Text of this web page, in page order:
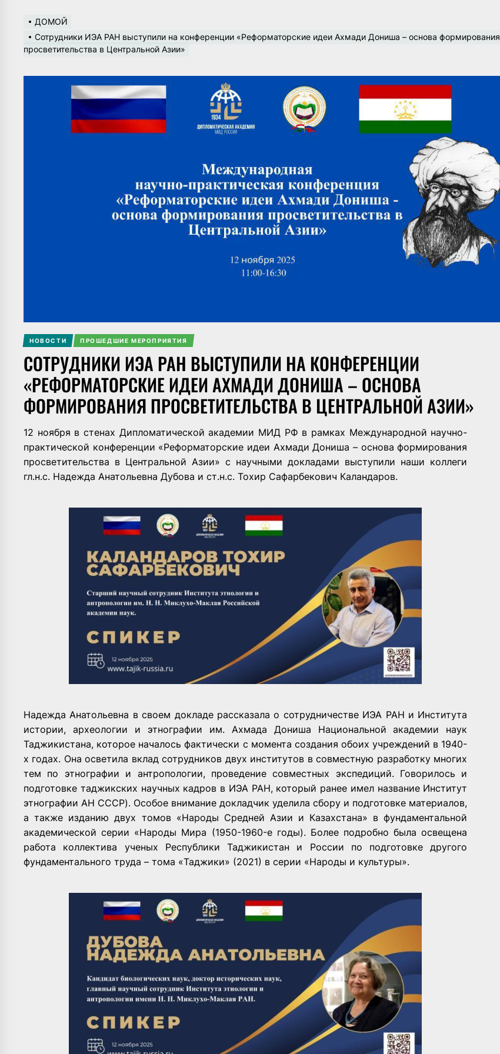
ДОМОЙ
Сотрудники ИЭА РАН выступили на конференции «Реформаторские идеи Ахмади Дониша – основа формирования
просветительства в Центральной Азии»
НОВОСТИ ПРОШЕДШИЕ МЕРОПРИЯТИЯ
СОТРУДНИКИ ИЭА РАН ВЫСТУПИЛИ НА КОНФЕРЕНЦИИ
«РЕФОРМАТОРСКИЕ ИДЕИ АХМАДИ ДОНИША – ОСНОВА
ФОРМИРОВАНИЯ ПРОСВЕТИТЕЛЬСТВА В ЦЕНТРАЛЬНОЙ АЗИИ»
12 ноября в стенах Дипломатической академии МИД РФ в рамках Международной научно-
практической конференции «Реформаторские идеи Ахмади Дониша – основа формирования
просветительства в Центральной Азии» с научными докладами выступили наши коллеги
гл.н.с. Надежда Анатольевна Дубова и ст.н.с. Тохир Сафарбекович Каландаров.
Надежда Анатольевна в своем докладе рассказала о сотрудничестве ИЭА РАН и Института
истории, археологии и этнографии им. Ахмада Дониша Национальной академии наук
Таджикистана, которое началось фактически с момента создания обоих учреждений в 1940-
х годах. Она осветила вклад сотрудников двух институтов в совместную разработку многих
тем по этнографии и антропологии, проведение совместных экспедиций. Говорилось и
подготовке таджикских научных кадров в ИЭА РАН, который ранее имел название Институт
этнографии АН СССР). Особое внимание докладчик уделила сбору и подготовке материалов,
а также изданию двух томов «Народы Средней Азии и Казахстана» в фундаментальной
академической серии «Народы Мира (1950-1960-е годы). Более подробно была освещена
работа коллектива ученых Республики Таджикистан и России по подготовке другого
фундаментального труда – тома «Таджики» (2021) в серии «Народы и культуры».